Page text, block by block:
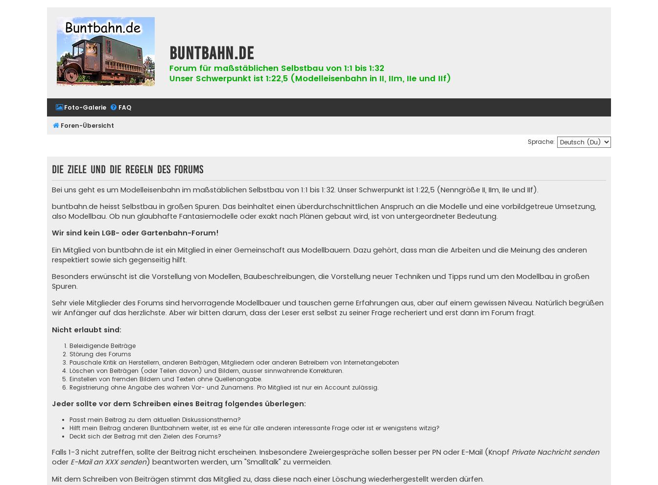
buntbahn.de
Forum für maßstäblichen Selbstbau von 1:1 bis 1:32
Unser Schwerpunkt ist 1:22,5 (Modelleisenbahn in II, IIm, IIe und IIf)
Foto-Galerie FAQ
Foren-Übersicht
Sprache:
Die Ziele und die Regeln des Forums
Bei uns geht es um Modelleisenbahn im maßstäblichen Selbstbau von 1:1 bis 1:32. Unser Schwerpunkt ist 1:22,5 (Nenngröße II, IIm, IIe und IIf).
buntbahn.de heisst Selbstbau in großen Spuren. Das beinhaltet einen überdurchschnittlichen Anspruch an die Modelle und eine vorbildgetreue Umsetzung,
also Modellbau. Ob nun glaubhafte Fantasiemodelle oder exakt nach Plänen gebaut wird, ist von untergeordneter Bedeutung.
Wir sind kein LGB- oder Gartenbahn-Forum!
Ein Mitglied von buntbahn.de ist ein Mitglied in einer Gemeinschaft aus Modellbauern. Dazu gehört, dass man die Arbeiten und die Meinung des anderen
respektiert sowie sich gegenseitig hilft.
Besonders erwünscht ist die Vorstellung von Modellen, Baubeschreibungen, die Vorstellung neuer Techniken und Tipps rund um den Modellbau in großen
Spuren.
Sehr viele Mitglieder des Forums sind hervorragende Modellbauer und tauschen gerne Erfahrungen aus, aber auf einem gewissen Niveau. Natürlich begrüßen
wir Anfänger auf das herzlichste. Aber wir bitten darum, dass der Leser erst selbst zu seiner Frage recheriert und erst dann im Forum fragt.
Nicht erlaubt sind:
Beleidigende Beiträge
Störung des Forums
Pauschale Kritik an Herstellern, anderen Beiträgen, Mitgliedern oder anderen Betreibern von Internetangeboten
Löschen von Beiträgen (oder Teilen davon) und Bildern, ausser sinnwahrende Korrekturen.
Einstellen von fremden Bildern und Texten ohne Quellenangabe.
Registrierung ohne Angabe des wahren Vor- und Zunamens. Pro Mitglied ist nur ein Account zulässig.
Jeder sollte vor dem Schreiben eines Beitrag folgendes überlegen:
Passt mein Beitrag zu dem aktuellen Diskussionsthema?
Hilft mein Beitrag anderen Buntbahnern weiter, ist es eine für alle anderen interessante Frage oder ist er wenigstens witzig?
Deckt sich der Beitrag mit den Zielen des Forums?
Falls 1-3 nicht zutreffen, sollte der Beitrag nicht erscheinen. Insbesondere Zweiergespräche sollen besser per PN oder E-Mail (Knopf Private Nachricht senden
oder E-Mail an XXX senden) beantworten werden, um "Smalltalk" zu vermeiden.
Mit dem Schreiben von Beiträgen stimmt das Mitglied zu, dass diese nach einer Löschung wiederhergestellt werden dürfen.